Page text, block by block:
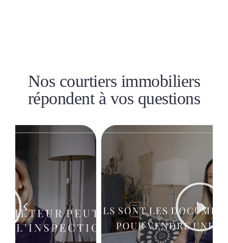
Nos courtiers immobiliers
répondent à vos questions